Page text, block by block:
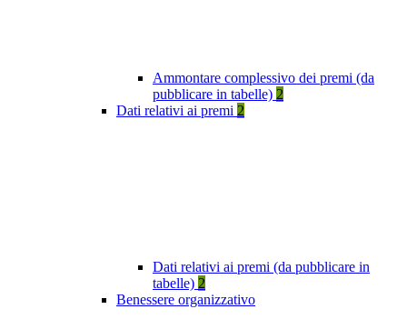
Ammontare complessivo dei premi (da
pubblicare in tabelle) 2
Dati relativi ai premi 2
Dati relativi ai premi (da pubblicare in
tabelle) 2
Benessere organizzativo